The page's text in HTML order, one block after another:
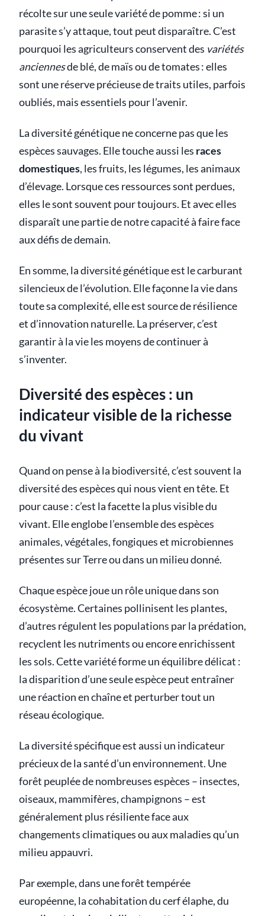
récolte sur une seule variété de pomme : si un
parasite s’y attaque, tout peut disparaître. C’est
pourquoi les agriculteurs conservent des variétés
anciennesde blé, de maïs ou de tomates : elles
sont une réserve précieuse de traits utiles, parfois
oubliés, mais essentiels pour l’avenir.
La diversité génétique ne concerne pas que les
espèces sauvages. Elle touche aussi les races
domestiques, les fruits, les légumes, les animaux
d’élevage. Lorsque ces ressources sont perdues,
elles le sont souvent pour toujours. Et avec elles
disparaît une partie de notre capacité à faire face
aux défis de demain.
En somme, la diversité génétique est le carburant
silencieux de l’évolution. Elle façonne la vie dans
toute sa complexité, elle est source de résilience
et d’innovation naturelle. La préserver, c’est
garantir à la vie les moyens de continuer à
s’inventer.
Diversité des espèces : un
indicateur visible de la richesse
du vivant
Quand on pense à la biodiversité, c’est souvent la
diversité des espèces qui nous vient en tête. Et
pour cause : c’est la facette la plus visible du
vivant. Elle englobe l’ensemble des espèces
animales, végétales, fongiques et microbiennes
présentes sur Terre ou dans un milieu donné.
Chaque espèce joue un rôle unique dans son
écosystème. Certaines pollinisent les plantes,
d’autres régulent les populations par la prédation,
recyclent les nutriments ou encore enrichissent
les sols. Cette variété forme un équilibre délicat :
la disparition d’une seule espèce peut entraîner
une réaction en chaîne et perturber tout un
réseau écologique.
La diversité spécifique est aussi un indicateur
précieux de la santé d’un environnement. Une
forêt peuplée de nombreuses espèces – insectes,
oiseaux, mammifères, champignons – est
généralement plus résiliente face aux
changements climatiques ou aux maladies qu’un
milieu appauvri.
Par exemple, dans une forêt tempérée
européenne, la cohabitation du cerf élaphe, du